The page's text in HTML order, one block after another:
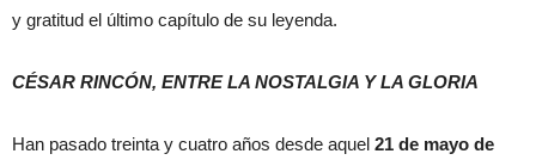
y gratitud el último capítulo de su leyenda.
CÉSAR RINCÓN, ENTRE LA NOSTALGIA Y LA GLORIA
Han pasado treinta y cuatro años desde aquel 21 de mayo de